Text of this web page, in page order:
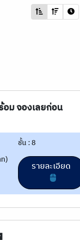
อม จองเลยก่อน
ชั้น : 8
)